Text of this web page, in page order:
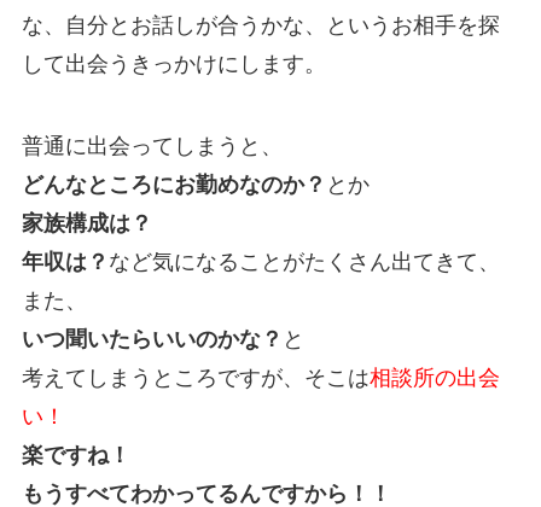
な、自分とお話しが合うかな、というお相手を探
して出会うきっかけにします。
普通に出会ってしまうと、
どんなところにお勤めなのか？ とか
家族構成は？
年収は？ など気になることがたくさん出てきて、
また、
いつ聞いたらいいのかな？ と
考えてしまうところですが、そこは相談所の出会
い！
楽ですね！
もうすべてわかってるんですから！！